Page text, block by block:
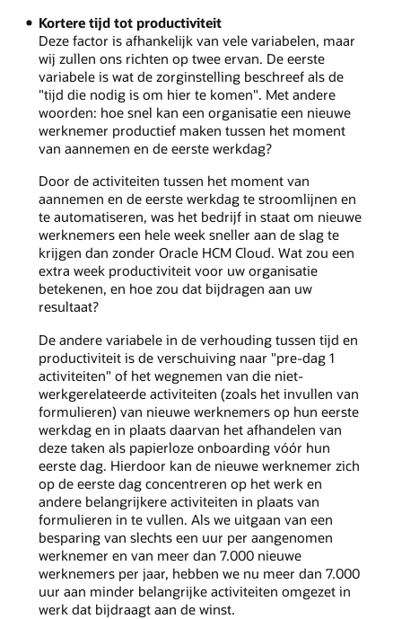
Kortere tijd tot productiviteit
Deze factor is afhankelijk van vele variabelen, maar
wij zullen ons richten op twee ervan. De eerste
variabele is wat de zorginstelling beschreef als de
"tijd die nodig is om hier te komen". Met andere
woorden: hoe snel kan een organisatie een nieuwe
werknemer productief maken tussen het moment
van aannemen en de eerste werkdag?
Door de activiteiten tussen het moment van
aannemen en de eerste werkdag te stroomlijnen en
te automatiseren, was het bedrijf in staat om nieuwe
werknemers een hele week sneller aan de slag te
krijgen dan zonder Oracle HCM Cloud. Wat zou een
extra week productiviteit voor uw organisatie
betekenen, en hoe zou dat bijdragen aan uw
resultaat?
De andere variabele in de verhouding tussen tijd en
productiviteit is de verschuiving naar "pre-dag 1
activiteiten" of het wegnemen van die niet-
werkgerelateerde activiteiten (zoals het invullen van
formulieren) van nieuwe werknemers op hun eerste
werkdag en in plaats daarvan het afhandelen van
deze taken als papierloze onboarding vóór hun
eerste dag. Hierdoor kan de nieuwe werknemer zich
op de eerste dag concentreren op het werk en
andere belangrijkere activiteiten in plaats van
formulieren in te vullen. Als we uitgaan van een
besparing van slechts een uur per aangenomen
werknemer en van meer dan 7.000 nieuwe
werknemers per jaar, hebben we nu meer dan 7.000
uur aan minder belangrijke activiteiten omgezet in
werk dat bijdraagt aan de winst.